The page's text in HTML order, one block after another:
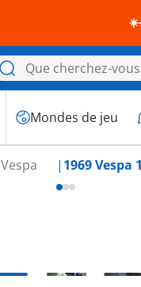
Mondes de jeu
Vespa 1969 Vespa